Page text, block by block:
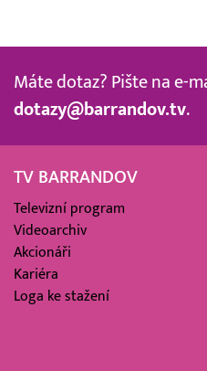
Máte dotaz? Pište na e-
dotazy@barrandov.tv.
TV BARRANDOV
Televizní program
Videoarchiv
Akcionáři
Kariéra
Loga ke stažení